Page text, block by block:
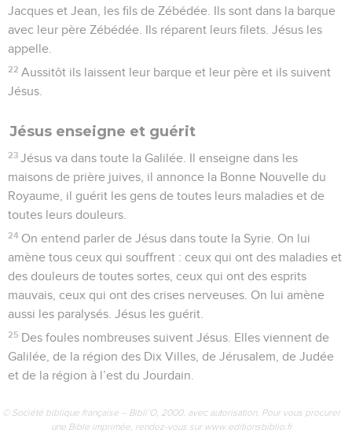
Jacques et Jean, les fils de Zébédée. Ils sont dans la barque
avec leur père Zébédée. Ils réparent leurs filets. Jésus les
appelle.
22 Aussitôt ils laissent leur barque et leur père et ils suivent
Jésus.
Jésus enseigne et guérit
23 Jésus va dans toute la Galilée. Il enseigne dans les
maisons de prière juives, il annonce la Bonne Nouvelle du
Royaume, il guérit les gens de toutes leurs maladies et de
toutes leurs douleurs.
24 On entend parler de Jésus dans toute la Syrie. On lui
amène tous ceux qui souffrent : ceux qui ont des maladies et
des douleurs de toutes sortes, ceux qui ont des esprits
mauvais, ceux qui ont des crises nerveuses. On lui amène
aussi les paralysés. Jésus les guérit.
25 Des foules nombreuses suivent Jésus. Elles viennent de
Galilée, de la région des Dix Villes, de Jérusalem, de Judée
et de la région à l’est du Jourdain.
© Société biblique française – Bibli’O, 2000, avec autorisation. Pour vous procurer
une Bible imprimée, rendez-vous sur www.editionsbiblio.fr